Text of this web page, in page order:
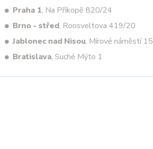
Praha 1, Na Příkopě 820/24
Brno - střed, Roosveltova 419/20
Jablonec nad Nisou, Mírové náměstí 15
Bratislava, Suché Mýto 1